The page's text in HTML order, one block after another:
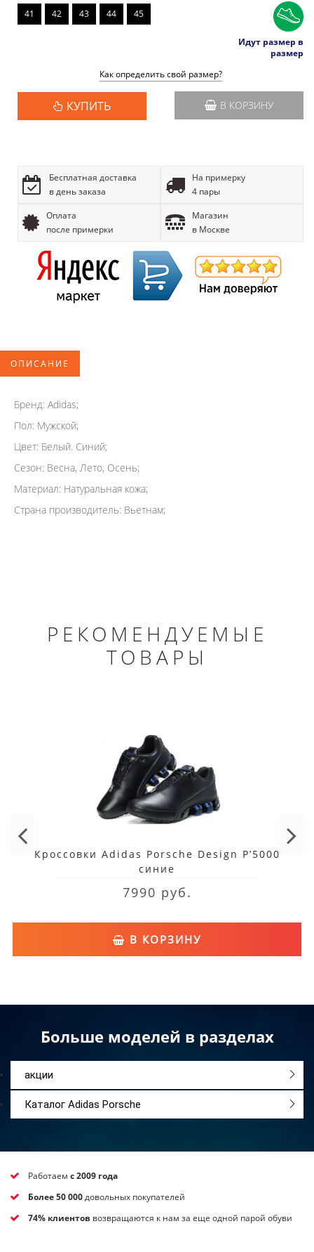
41 42 43 44 45
Идут размер в
размер
Как определить свой размер?
КУПИТЬ В КОРЗИНУ
Бесплатная доставка
в день заказа
На примерку
4 пары
Оплата
после примерки
Магазин
в Москве
ОПИСАНИЕ
Бренд: Adidas;
Пол: Мужской;
Цвет: Белый. Синий;
Сезон: Весна, Лето, Осень;
Материал: Натуральная кожа;
Страна производитель: Вьетнам;
РЕКОМЕНДУЕМЫЕ
ТОВАРЫ
Кроссовки Adidas Porsche Design P’5000
синие
7990 руб.
В КОРЗИНУ
Больше моделей в разделах
акции
Каталог Adidas Porsche
Работаем с 2009 года
Более 50 000довольных покупателей
74% клиентов возвращаются к нам за еще одной парой обуви